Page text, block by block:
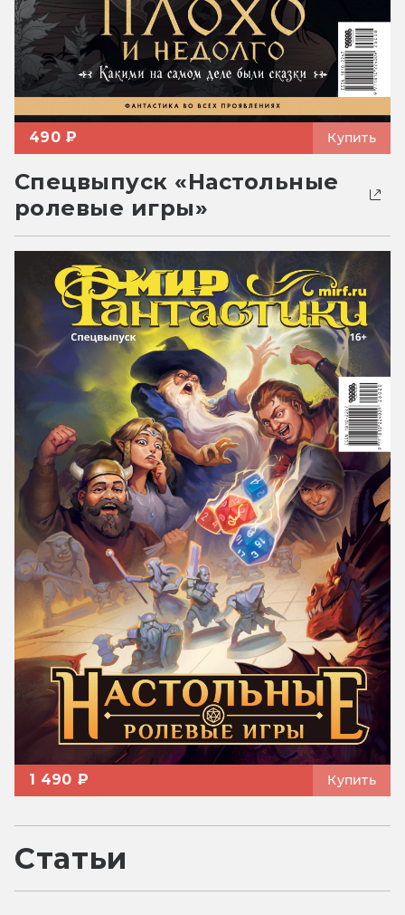
490 ₽ Купить
Спецвыпуск «Настольные
ролевые игры»
1 490 ₽ Купить
Статьи